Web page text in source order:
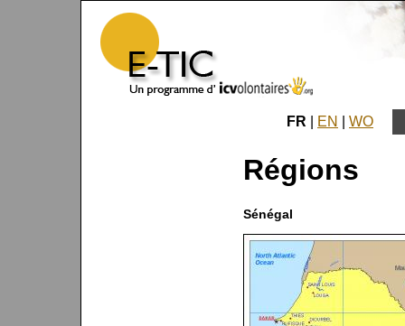
FR EN WO
Régions
Sénégal